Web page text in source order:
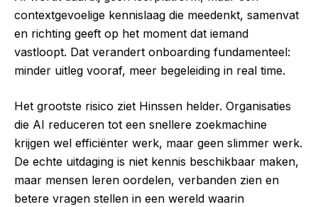
contextgevoelige kennislaag die meedenkt, samenvat
en richting geeft op het moment dat iemand
vastloopt. Dat verandert onboarding fundamenteel:
minder uitleg vooraf, meer begeleiding in real time.
Het grootste risico ziet Hinssen helder. Organisaties
die AI reduceren tot een snellere zoekmachine
krijgen wel efficiënter werk, maar geen slimmer werk.
De echte uitdaging is niet kennis beschikbaar maken,
maar mensen leren oordelen, verbanden zien en
betere vragen stellen in een wereld waarin